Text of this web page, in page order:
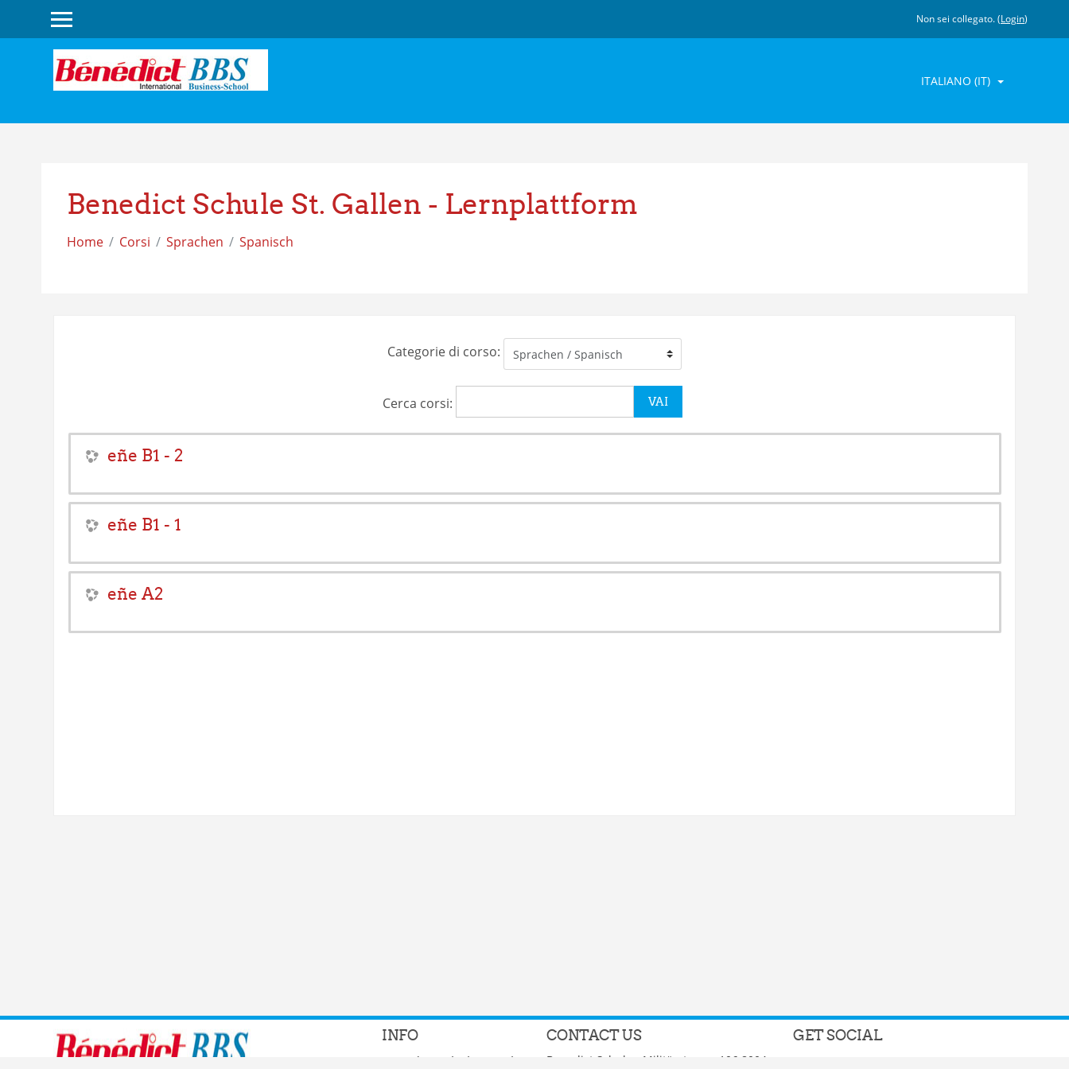
Non sei collegato. (Login)
ITALIANO ‎(IT)‎
Benedict Schule St. Gallen - Lernplattform
Home Corsi Sprachen Spanisch
Categorie di corso:
Cerca corsi:
eñe B1 - 2
eñe B1 - 1
eñe A2
INFO
Benedict Schule Zürich
CONTACT US
Benedict Schulen Militärstrasse 106 8004
GET SOCIAL